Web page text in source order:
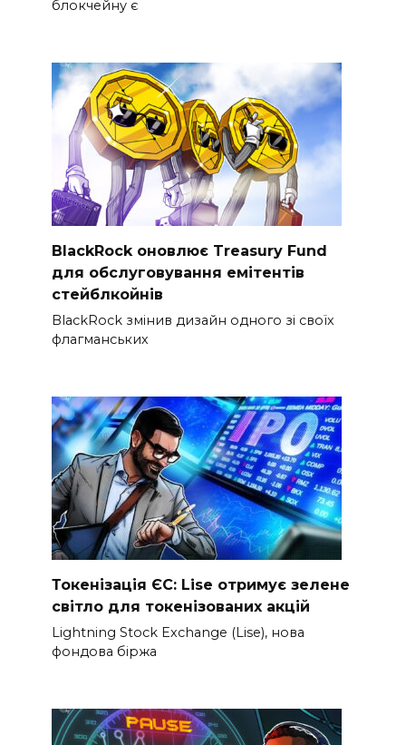
блокчейну є
BlackRock оновлює Treasury Fund
для обслуговування емітентів
стейблкойнів
BlackRock змінив дизайн одного зі своїх
флагманських
Токенізація ЄС: Lise отримує зелене
світло для токенізованих акцій
Lightning Stock Exchange (Lise), нова
фондова біржа